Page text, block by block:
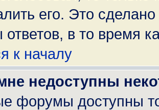
его. Это
ответов, в то время
к началу
недоступны
форумы доступны